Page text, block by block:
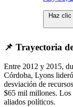
Haz clic
📌 Trayectoria
Entre 2012 y 2015,
Córdoba, Lyons
desviación de
$65 mil millones. Los
aliados políticos.